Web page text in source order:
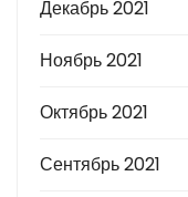
Декабрь 2021
Ноябрь 2021
Октябрь 2021
Сентябрь 2021